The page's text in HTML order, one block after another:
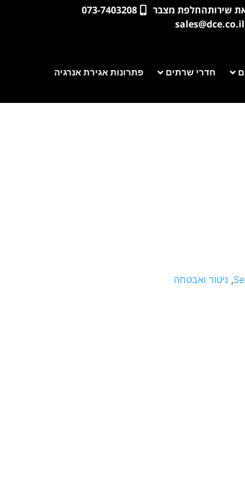
שירותהחלפת מצבר
073-7403208
sales@dce.co.il
חדרי שרתים פתרונות אגירת אנרגיה
, ניטור ואבטחה